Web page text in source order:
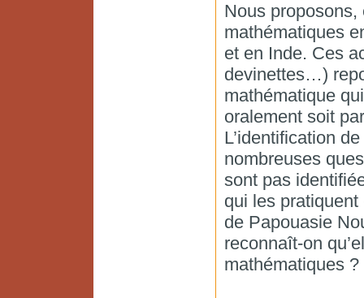
Nous proposons,
mathématiques
et en Inde. Ces
devinettes…)
mathématique
oralement soit
L’identification
nombreuses
sont pas
qui les
de Papouasie
reconnaît-on
mathématiques